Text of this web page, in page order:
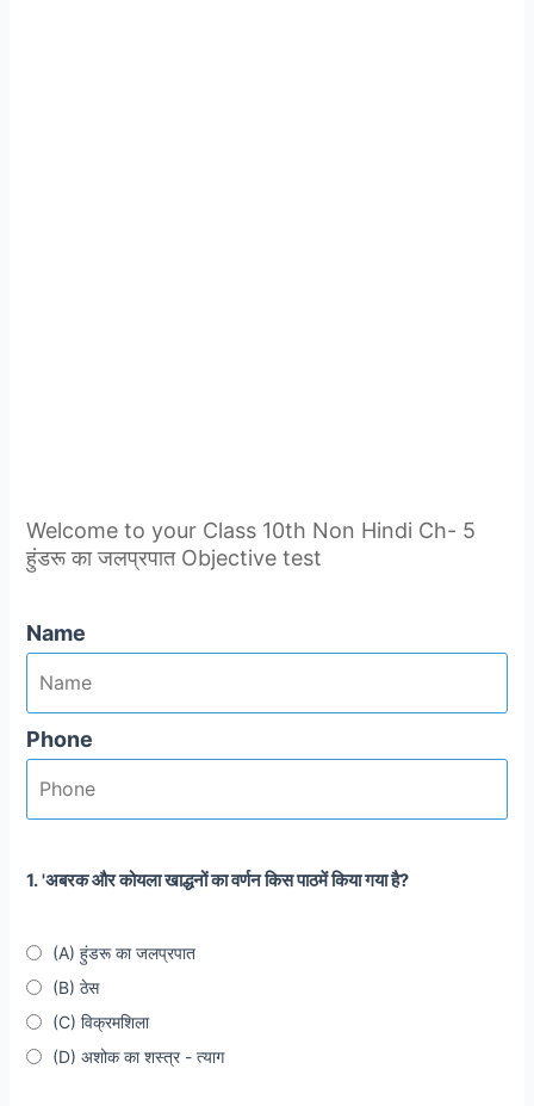
Welcome to your Class 10th Non Hindi Ch- 5
हुंडरू का जलप्रपात Objective test
Name
Phone
1. 'अबरक और कोयला खाद्धनों का वर्णन किस पाठमें किया गया है?
(A) हुंडरू का जलप्रपात
(B) ठेस
(C) विक्रमशिला
(D) अशोक का शस्त्र - त्याग